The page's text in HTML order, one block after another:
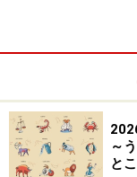
人を頼りにする
て。
＞【12星座別】
～
と